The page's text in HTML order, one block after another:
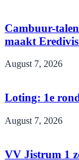
Cambuur-
maakt
August 7, 2026
Loting: 1e
August 7, 2026
VV Jistrum 1